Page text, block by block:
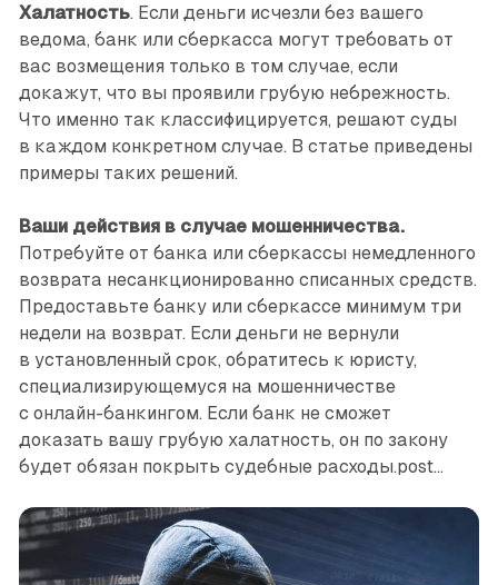
Халатность. Если деньги исчезли без вашего
ведома, банк или сберкасса могут требовать от
вас возмещения только в том случае, если
докажут, что вы проявили грубую небрежность.
Что именно так классифицируется, решают суды
в каждом конкретном случае. В статье приведены
примеры таких решений.
Ваши действия в случае мошенничества.
Потребуйте от банка или сберкассы немедленного
возврата несанкционированно списанных средств.
Предоставьте банку или сберкассе минимум три
недели на возврат. Если деньги не вернули
в установленный срок, обратитесь к юристу,
специализирующемуся на мошенничестве
с онлайн-банкингом. Если банк не сможет
доказать вашу грубую халатность, он по закону
будет обязан покрыть судебные расходы.post...